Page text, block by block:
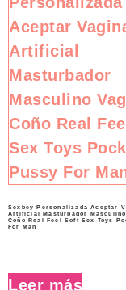
Sexbey Personalizada Aceptar
Artificial Masturbador Masculino
Coño Real Feel Soft Sex Toys
For Man
Leer más